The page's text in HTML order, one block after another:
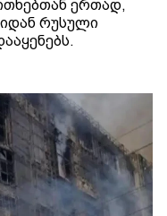
ერთად,
რუსული